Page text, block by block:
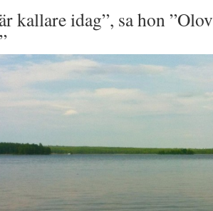
kallare idag”, sa hon